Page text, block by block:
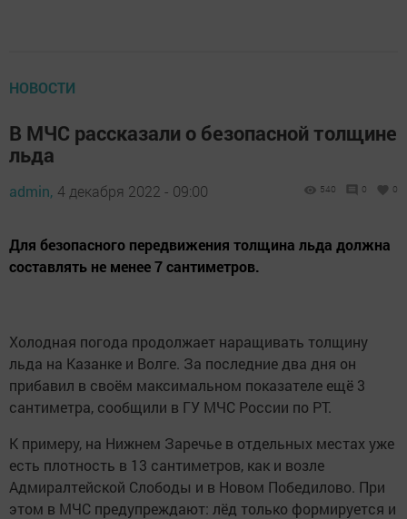
НОВОСТИ
В МЧС рассказали о безопасной толщине
льда
admin, 4 декабря 2022 - 09:00 540 0 0
Для безопасного передвижения толщина льда должна
составлять не менее 7 сантиметров.
Холодная погода продолжает наращивать толщину
льда на Казанке и Волге. За последние два дня он
прибавил в своём максимальном показателе ещё 3
сантиметра, сообщили в ГУ МЧС России по РТ.
К примеру, на Нижнем Заречье в отдельных местах уже
есть плотность в 13 сантиметров, как и возле
Адмиралтейской Слободы и в Новом Победилово. При
этом в МЧС предупреждают: лёд только формируется и